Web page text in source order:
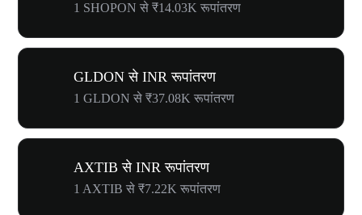
1 SHOPON से ₹14.03K रूपांतरण
GLDON से INR रूपांतरण
1 GLDON से ₹37.08K रूपांतरण
AXTIB से INR रूपांतरण
1 AXTIB से ₹7.22K रूपांतरण